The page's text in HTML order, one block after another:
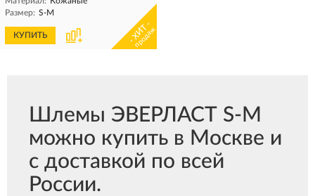
Размер: S-M
КУПИТЬ - ХИТ -
продаж
Шлемы ЭВЕРЛАСТ S-M
можно купить в Москве и
с доставкой по всей
России.